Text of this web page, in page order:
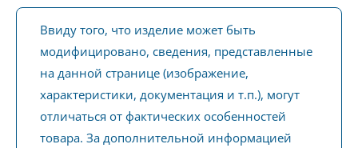
Ввиду того, что изделие может быть
модифицировано, сведения, представленные
на данной странице (изображение,
характеристики, документация и т.п.), могут
отличаться от фактических особенностей
товара. За дополнительной информацией